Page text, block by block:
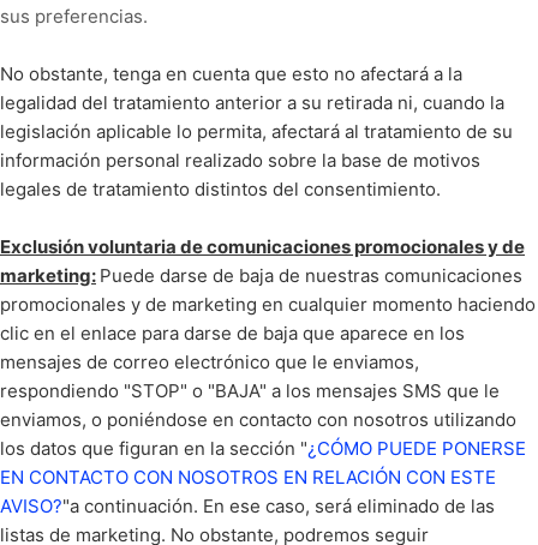
sus preferencias.
No obstante, tenga en cuenta que esto no afectará a la
legalidad del tratamiento anterior a su retirada ni, cuando la
legislación aplicable lo permita, afectará al tratamiento de su
información personal realizado sobre la base de motivos
legales de tratamiento distintos del consentimiento.
Exclusión voluntaria de comunicaciones promocionales y de
marketing: Puede darse de baja de nuestras comunicaciones
promocionales y de marketing en cualquier momento haciendo
clic en el enlace para darse de baja que aparece en los
mensajes de correo electrónico que le enviamos,
respondiendo "STOP" o "BAJA" a los mensajes SMS que le
enviamos, o poniéndose en contacto con nosotros utilizando
los datos que figuran en la sección "¿CÓMO PUEDE PONERSE
EN CONTACTO CON NOSOTROS EN RELACIÓN CON ESTE
AVISO?"a continuación. En ese caso, será eliminado de las
listas de marketing. No obstante, podremos seguir